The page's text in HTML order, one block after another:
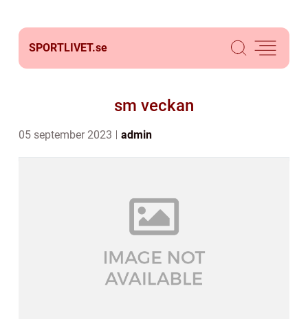
SPORTLIVET.se
sm veckan
05 september 2023 admin